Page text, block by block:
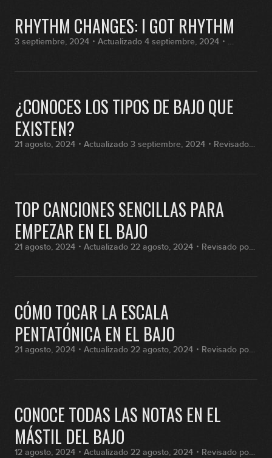
RHYTHM CHANGES: I GOT RHYTHM
3 septiembre, 2024・Actualizado 4 septiembre, 2024・
¿CONOCES LOS TIPOS DE BAJO QUE
EXISTEN?
21 agosto, 2024・Actualizado 3 septiembre, 2024・Revisado
TOP CANCIONES SENCILLAS PARA
EMPEZAR EN EL BAJO
21 agosto, 2024・Actualizado 22 agosto, 2024・Revisado por
CÓMO TOCAR LA ESCALA
PENTATÓNICA EN EL BAJO
21 agosto, 2024・Actualizado 22 agosto, 2024・Revisado por
CONOCE TODAS LAS NOTAS EN EL
MÁSTIL DEL BAJO
12 agosto, 2024・Actualizado 22 agosto, 2024・Revisado por